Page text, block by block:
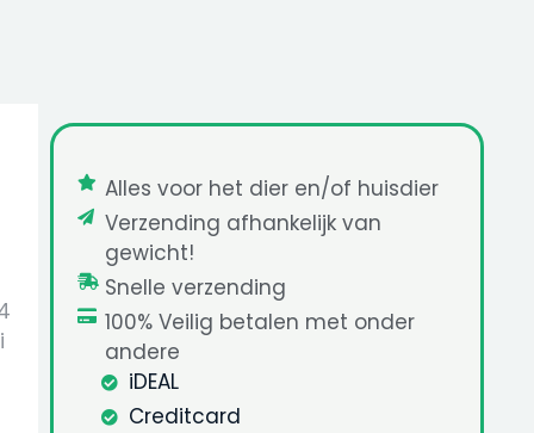
Alles voor het dier en/of huisdier
Verzending afhankelijk van
gewicht!
Snelle verzending
100% Veilig betalen met onder
andere
iDEAL
Creditcard